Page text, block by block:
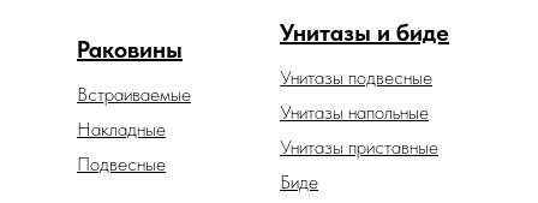
Унитазы и биде
Унитазы подвесные
Унитазы напольные
Унитазы приставные
Раковины
Встраиваемые
Накладные
Подвесные
Биде